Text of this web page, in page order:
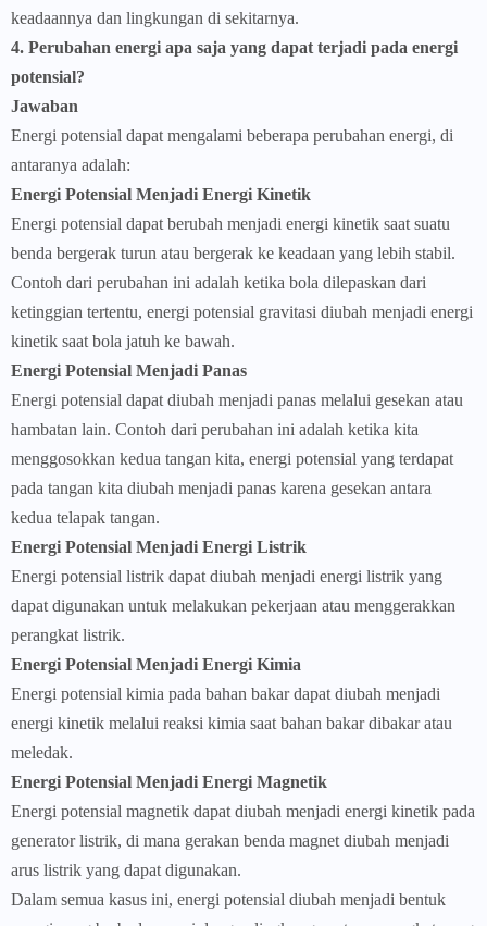
keadaannya dan lingkungan di sekitarnya.
4. Perubahan energi apa saja yang dapat terjadi pada energi
potensial?
Jawaban
Energi potensial dapat mengalami beberapa perubahan energi, di
antaranya adalah:
Energi Potensial Menjadi Energi Kinetik
Energi potensial dapat berubah menjadi energi kinetik saat suatu
benda bergerak turun atau bergerak ke keadaan yang lebih stabil.
Contoh dari perubahan ini adalah ketika bola dilepaskan dari
ketinggian tertentu, energi potensial gravitasi diubah menjadi energi
kinetik saat bola jatuh ke bawah.
Energi Potensial Menjadi Panas
Energi potensial dapat diubah menjadi panas melalui gesekan atau
hambatan lain. Contoh dari perubahan ini adalah ketika kita
menggosokkan kedua tangan kita, energi potensial yang terdapat
pada tangan kita diubah menjadi panas karena gesekan antara
kedua telapak tangan.
Energi Potensial Menjadi Energi Listrik
Energi potensial listrik dapat diubah menjadi energi listrik yang
dapat digunakan untuk melakukan pekerjaan atau menggerakkan
perangkat listrik.
Energi Potensial Menjadi Energi Kimia
Energi potensial kimia pada bahan bakar dapat diubah menjadi
energi kinetik melalui reaksi kimia saat bahan bakar dibakar atau
meledak.
Energi Potensial Menjadi Energi Magnetik
Energi potensial magnetik dapat diubah menjadi energi kinetik pada
generator listrik, di mana gerakan benda magnet diubah menjadi
arus listrik yang dapat digunakan.
Dalam semua kasus ini, energi potensial diubah menjadi bentuk